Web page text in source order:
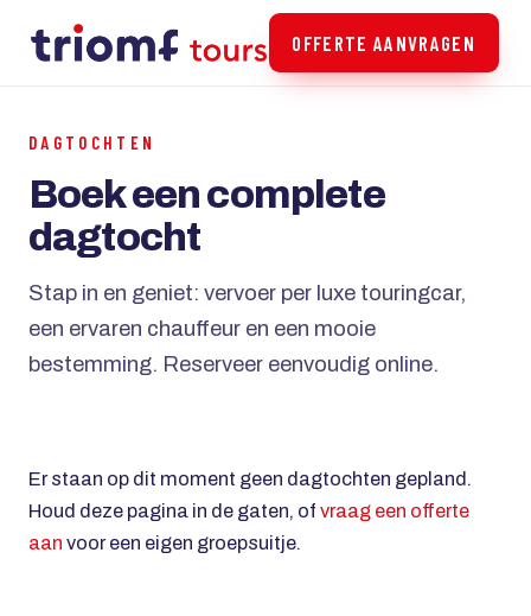
OFFERTE AANVRAGEN
DAGTOCHTEN
Boek een complete
dagtocht
Stap in en geniet: vervoer per luxe touringcar,
een ervaren chauffeur en een mooie
bestemming. Reserveer eenvoudig online.
Er staan op dit moment geen dagtochten gepland.
Houd deze pagina in de gaten, of vraag een offerte
aan voor een eigen groepsuitje.